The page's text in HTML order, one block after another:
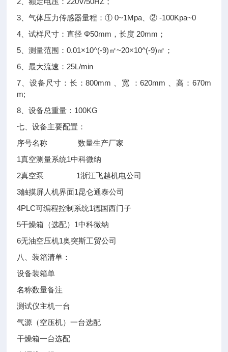
3、气体压力传感器量程：① 0~1Mpa、② -100Kpa~0
4、试样尺寸：直径 Φ50mm，长度 20mm；
5、测量范围：0.01×10^(-9)㎡~20×10^(-9)㎡；
6、最大流速：25L/min
7、设备尺寸：长：800mm 、宽 ：620mm 、高：670m
m;
8、设备总重量：100KG
七、设备主要配置：
序号名称 数量生产厂家
1真空测量系统1中科微纳
2真空泵 1浙江飞越机电公司
3触摸屏人机界面1昆仑通泰公司
4PLC可编程控制系统1德国西门子
5干燥箱（选配） 1中科微纳
6无油空压机1奥突斯工贸公司
八、装箱清单：
设备装箱单
名称数量备注
测试仪主机一台
气源（空压机）一台选配
干燥箱一台选配